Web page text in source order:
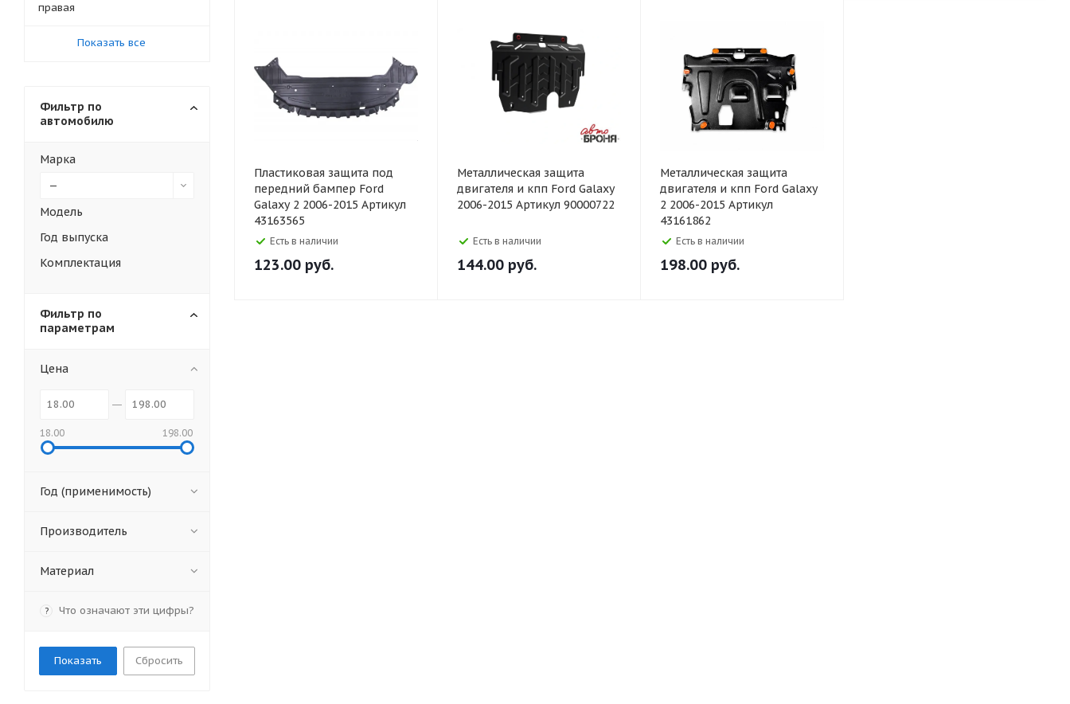
Пластиковая защита под
передний бампер Ford
Galaxy 2 2006-2015 Артикул
43163565
Есть в наличии
123.00 руб.
Металлическая защита
двигателя и кпп Ford Galaxy
2006-2015 Артикул 90000722
Есть в наличии
144.00 руб.
Металлическая защита
двигателя и кпп Ford Galaxy
2 2006-2015 Артикул
43161862
Есть в наличии
198.00 руб.
правая
Показать все
Фильтр по
автомобилю
Марка
—
Модель
Год выпуска
Комплектация
Фильтр по
параметрам
Цена
18.00 198.00
Год (применимость)
Производитель
Материал
? Что означают эти цифры?
Сбросить